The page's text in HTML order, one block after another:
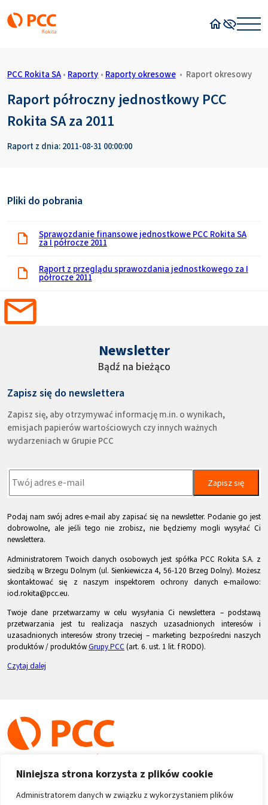
Niniejsza strona korzysta z plików cookie
Administratorem danych w związku z wykorzystaniem plików
PCC Rokita SA • Raporty • Raporty okresowe • Raport okresowy
Raport półroczny jednostkowy PCC
Rokita SA za 2011
Raport z dnia: 2011-08-31 00:00:00
Pliki do pobrania
Sprawozdanie finansowe jednostkowe PCC Rokita SA
za I półrocze 2011
Raport z przeglądu sprawozdania jednostkowego za I
półrocze 2011
Newsletter
Bądź na bieżąco
Zapisz się do newslettera
Zapisz się, aby otrzymywać informację m.in. o wynikach,
emisjach papierów wartościowych czy innych ważnych
wydarzeniach w Grupie PCC
Zapisz się
Podaj nam swój adres e-mail aby zapisać się na newsletter. Podanie go jest
dobrowolne, ale jeśli tego nie zrobisz, nie będziemy mogli wysyłać Ci
newslettera.
Administratorem Twoich danych osobowych jest spółka PCC Rokita S.A. z
siedzibą w Brzegu Dolnym (ul. Sienkiewicza 4, 56-120 Brzeg Dolny). Możesz
skontaktować się z naszym inspektorem ochrony danych e-mailowo:
iod.rokita@pcc.eu.
Twoje dane przetwarzamy w celu wysyłania Ci newslettera – podstawą
przetwarzania jest tu realizacja naszych uzasadnionych interesów i
uzasadnionych interesów strony trzeciej – marketing bezpośredni naszych
produktów / produktówGrupy PCC (art. 6. ust. 1 lit. f RODO).
Czytaj dalej